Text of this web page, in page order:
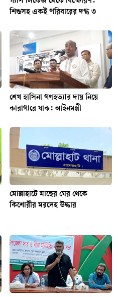
শিশুসহ একই পরিবারের দগ্ধ ৩
শেখ হাসিনা গণহত্যার দায় নিয়ে
কারাগারে যাক: আইনমন্ত্রী
মোল্লাহাটে মাছের ঘের থেকে
কিশোরীর মরদেহ উদ্ধার